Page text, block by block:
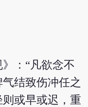
》：“凡欲念不
结致伤冲任之
或早或迟，重